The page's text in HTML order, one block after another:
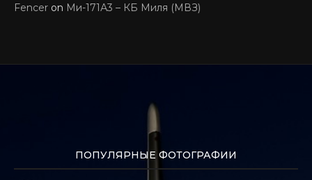
Fencer on Ми-171А3 – КБ Миля (МВЗ)
ПОПУЛЯРНЫЕ ФОТОГРАФИИ